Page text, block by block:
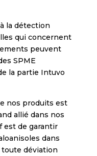
à la détection
qui concernent
peuvent
SPME
la partie Intuvo
nos produits est
allié dans nos
est de garantir
dans
déviation